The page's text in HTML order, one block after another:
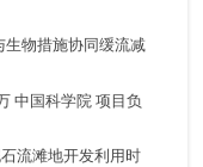
生物措施协同缓流减
中国科学院 项目负
流滩地开发利用时